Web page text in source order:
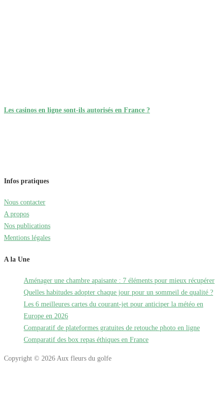
Les casinos en ligne sont-ils autorisés en France ?
Infos pratiques
Nous contacter
A propos
Nos publications
Mentions légales
A la Une
Aménager une chambre apaisante : 7 éléments pour mieux récupérer
Quelles habitudes adopter chaque jour pour un sommeil de qualité ?
Les 6 meilleures cartes du courant-jet pour anticiper la météo en
Europe en 2026
Comparatif de plateformes gratuites de retouche photo en ligne
Comparatif des box repas éthiques en France
Copyright © 2026 Aux fleurs du golfe